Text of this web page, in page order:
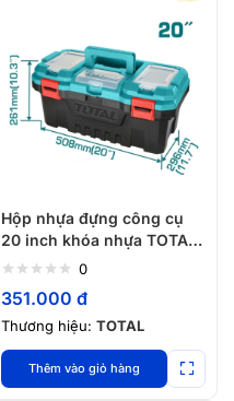
Hộp nhựa đựng công cụ
20 inch khóa nhựa TOTAL
TPBX0201
0
351.000 đ
Thương hiệu: TOTAL
Thêm vào giỏ hàng